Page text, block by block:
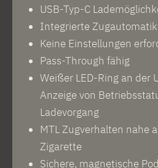
USB-Typ-C
Integrierte Zugautomatik
Keine Einstellungen
Pass-Through fähig
Weißer LED-Ring an der
Anzeige von
Ladevorgang
MTL Zugverhalten nahe
Zigarette
Sichere, magnetische